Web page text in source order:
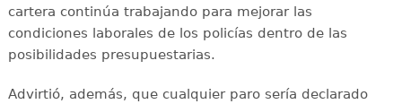
cartera continúa trabajando para mejorar las
condiciones laborales de los policías dentro de las
posibilidades presupuestarias.
Advirtió, además, que cualquier paro sería declarado